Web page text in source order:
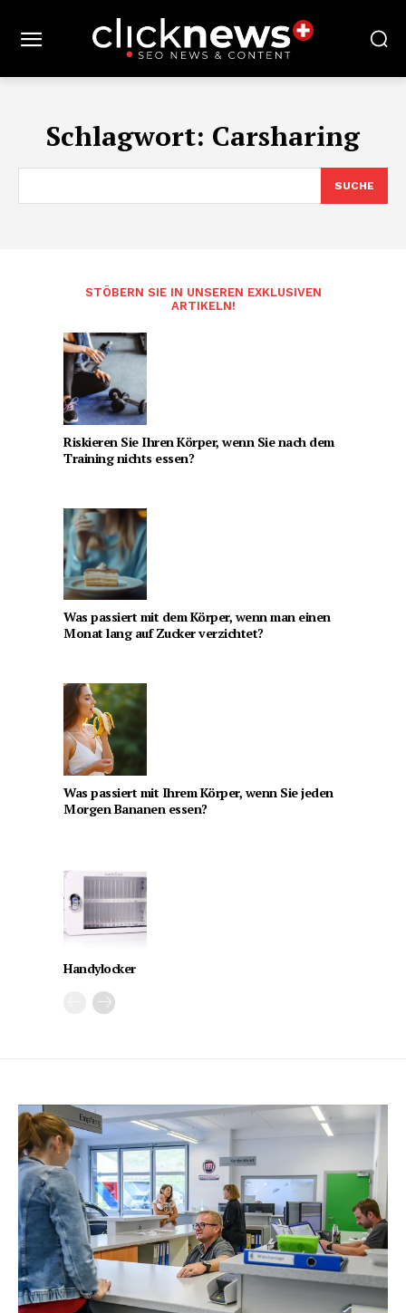
Schlagwort: Carsharing
SUCHE
STÖBERN SIE IN UNSEREN EXKLUSIVEN
ARTIKELN!
Riskieren Sie Ihren Körper, wenn Sie nach dem
Training nichts essen?
Was passiert mit dem Körper, wenn man einen
Monat lang auf Zucker verzichtet?
Was passiert mit Ihrem Körper, wenn Sie jeden
Morgen Bananen essen?
Handylocker